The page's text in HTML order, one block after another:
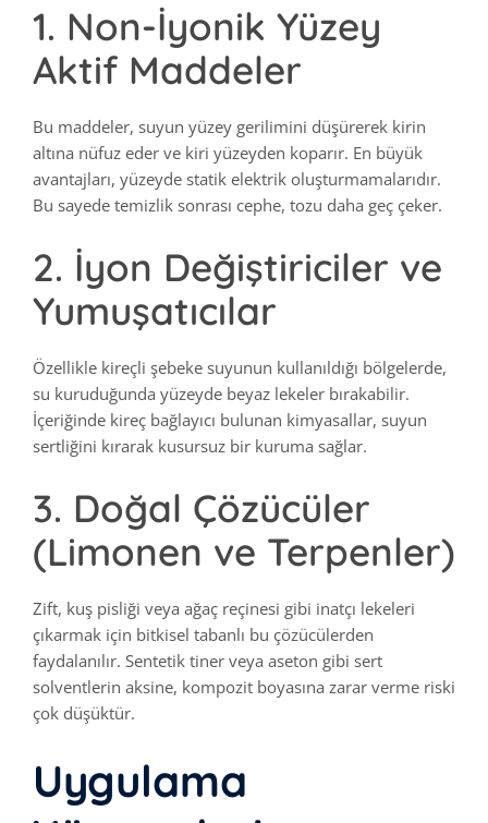
1. Non-İyonik Yüzey
Aktif Maddeler
Bu maddeler, suyun yüzey gerilimini düşürerek kirin
altına nüfuz eder ve kiri yüzeyden koparır. En büyük
avantajları, yüzeyde statik elektrik oluşturmamalarıdır.
Bu sayede temizlik sonrası cephe, tozu daha geç çeker.
2. İyon Değiştiriciler ve
Yumuşatıcılar
Özellikle kireçli şebeke suyunun kullanıldığı bölgelerde,
su kuruduğunda yüzeyde beyaz lekeler bırakabilir.
İçeriğinde kireç bağlayıcı bulunan kimyasallar, suyun
sertliğini kırarak kusursuz bir kuruma sağlar.
3. Doğal Çözücüler
(Limonen ve Terpenler)
Zift, kuş pisliği veya ağaç reçinesi gibi inatçı lekeleri
çıkarmak için bitkisel tabanlı bu çözücülerden
faydalanılır. Sentetik tiner veya aseton gibi sert
solventlerin aksine, kompozit boyasına zarar verme riski
çok düşüktür.
Uygulama